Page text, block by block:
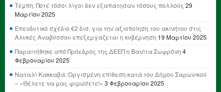
Τέμπη: Ποτέ τόσοι λίγοι δεν εξαπάτησαν τόσους πολλούς 29
Μαρτίου 2025
Επενδυτικό σχέδιο €2 δισ. για την αξιοποίηση του ακινήτου στις
Αλυκές Αναβύσσου επεξεργάζεται η κυβέρνηση 19 Μαρτίου 2025
Παραιτήθηκε από Πρόεδρος της ΔΕΕΠ η Βανίτα Σωφρόνη 4
Φεβρουαρίου 2025
Ναταλί Κακκαβά: Οργισμένη επίθεση κατά του Δήμου Σαρωνικού
– «Θέλετε να μας φιμώσετε!» 3 Φεβρουαρίου 2025